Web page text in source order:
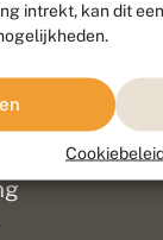
intrekt, kan dit
Go2People,